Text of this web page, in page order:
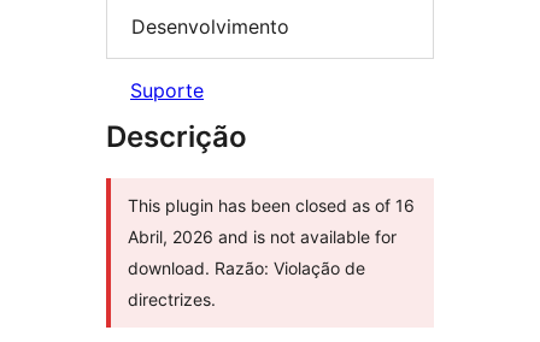
Desenvolvimento
Suporte
Descrição
This plugin has been closed as of 16
Abril, 2026 and is not available for
download. Razão: Violação de
directrizes.